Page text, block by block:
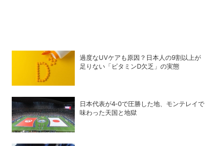
過度なUVケアも原因？日本人の9割以上が
足りない「ビタミンD欠乏」の実態
日本代表が4‐0で圧勝した地、モンテレイで
味わった天国と地獄